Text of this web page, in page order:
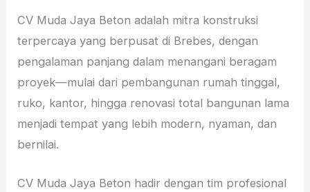
CV Muda Jaya Beton adalah mitra konstruksi
terpercaya yang berpusat di Brebes, dengan
pengalaman panjang dalam menangani beragam
proyek—mulai dari pembangunan rumah tinggal,
ruko, kantor, hingga renovasi total bangunan lama
menjadi tempat yang lebih modern, nyaman, dan
bernilai.
CV Muda Jaya Beton hadir dengan tim profesional